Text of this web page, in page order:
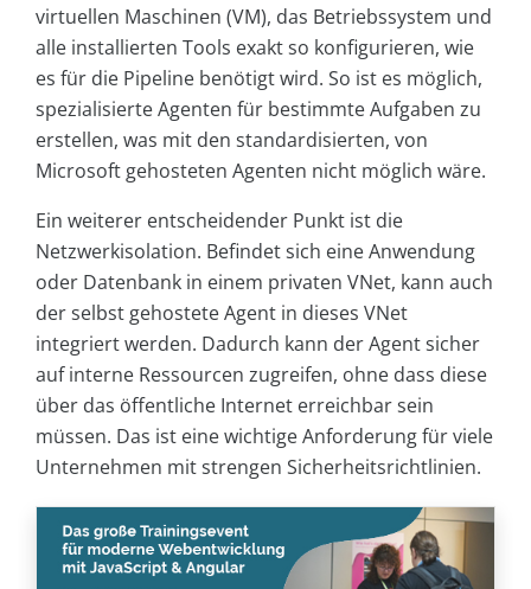
virtuellen Maschinen (VM), das Betriebssystem und
alle installierten Tools exakt so konfigurieren, wie
es für die Pipeline benötigt wird. So ist es möglich,
spezialisierte Agenten für bestimmte Aufgaben zu
erstellen, was mit den standardisierten, von
Microsoft gehosteten Agenten nicht möglich wäre.
Ein weiterer entscheidender Punkt ist die
Netzwerkisolation. Befindet sich eine Anwendung
oder Datenbank in einem privaten VNet, kann auch
der selbst gehostete Agent in dieses VNet
integriert werden. Dadurch kann der Agent sicher
auf interne Ressourcen zugreifen, ohne dass diese
über das öffentliche Internet erreichbar sein
müssen. Das ist eine wichtige Anforderung für viele
Unternehmen mit strengen Sicherheitsrichtlinien.